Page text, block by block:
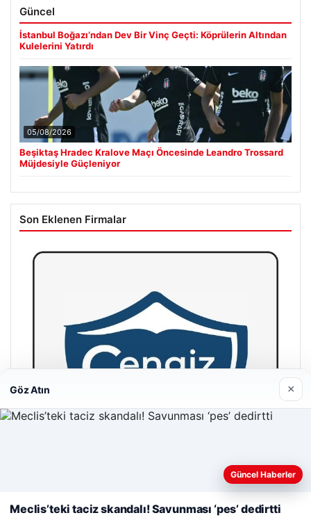
Güncel
İstanbul Boğazı’ndan Dev Bir Vinç Geçti: Köprülerin Altından
Kulelerini Yatırdı
05/08/2026
Beşiktaş Hradec Kralove Maçı Öncesinde Leandro Trossard
Müjdesiyle Güçleniyor
Son Eklenen Firmalar
deneyiminizi kişiselleştirmek ve geliştirmek amacıyla çerezler
Reddet Kabul Et
Göz Atın ×
Güncel Haberler
Meclis’teki taciz skandalı! Savunması ‘pes’ dedirtti